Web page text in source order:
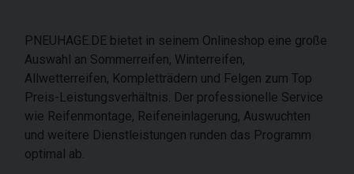
PNEUHAGE.DE bietet in seinem Onlineshop eine große
Auswahl an Sommerreifen, Winterreifen,
Allwetterreifen, Kompletträdern und Felgen zum Top
Preis-Leistungsverhältnis. Der professionelle Service
wie Reifenmontage, Reifeneinlagerung, Auswuchten
und weitere Dienstleistungen runden das Programm
optimal ab.